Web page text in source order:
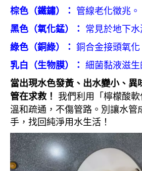
棕色（鐵鏽）： 管線老化徵兆。
黑色（氧化錳）： 常見於地下水
綠色（銅綠）： 銅合金接頭氧化
乳白（生物膜）： 細菌黏液滋生
當出現水色發黃、出水變小、異
管在求救！ 我們利用「檸檬酸軟
溫和疏通，不傷管路。別讓水管
手，找回純淨用水生活！